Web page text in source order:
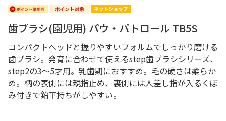
歯ブラシ(園児用) パウ・パトロール TB5S
コンパクトヘッドと握りやすいフォルムでしっかり磨ける
歯ブラシ。発育に合わせて使えるstep歯ブラシシリーズ、
step2の3～5才用。乳歯期におすすめ。毛の硬さは柔らか
め。柄の表側には親指止め、裏側には人差し指が入るくぼ
み付きで鉛筆持ちがしやすい。